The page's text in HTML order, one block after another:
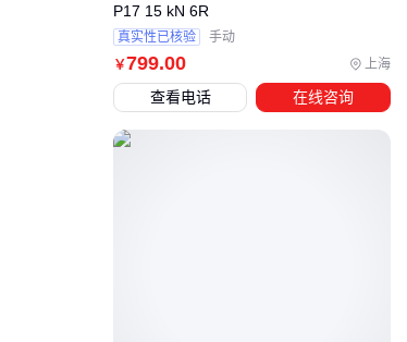
￥799.00 上海
P17 15 kN 6R
真实性已核验 手动
查看电话 在线咨询